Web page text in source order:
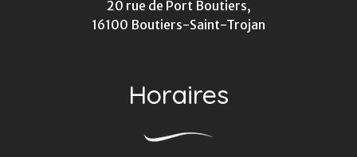
20 rue de Port Boutiers,
16100 Boutiers-Saint-Trojan
Horaires